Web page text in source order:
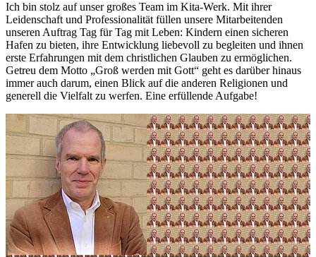
Ich bin stolz auf unser großes Team im Kita-Werk. Mit ihrer
Leidenschaft und Professionalität füllen unsere Mitarbeitenden
unseren Auftrag Tag für Tag mit Leben: Kindern einen sicheren
Hafen zu bieten, ihre Entwicklung liebevoll zu begleiten und ihnen
erste Erfahrungen mit dem christlichen Glauben zu ermöglichen.
Getreu dem Motto „Groß werden mit Gott“ geht es darüber hinaus
immer auch darum, einen Blick auf die anderen Religionen und
generell die Vielfalt zu werfen. Eine erfüllende Aufgabe!